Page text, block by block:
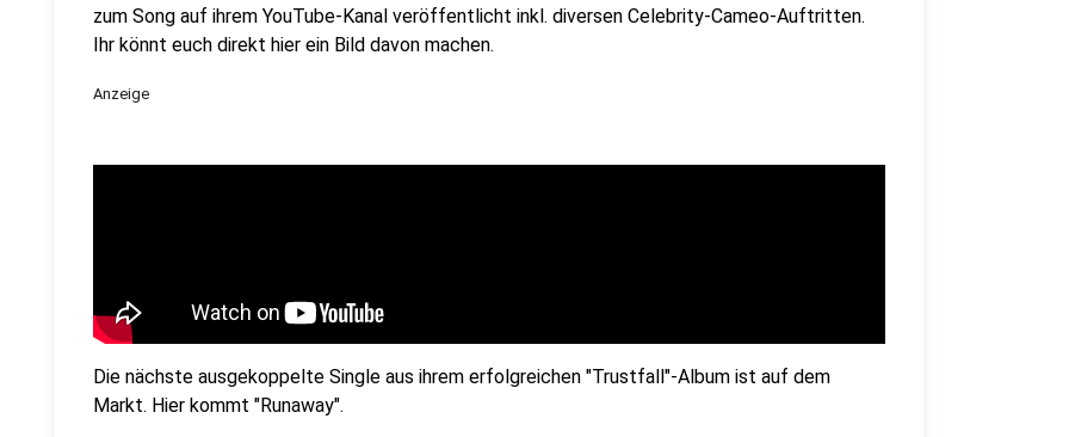
zum Song auf ihrem YouTube-Kanal veröffentlicht inkl. diversen Celebrity-Cameo-Auftritten.
Ihr könnt euch direkt hier ein Bild davon machen.
Anzeige
Die nächste ausgekoppelte Single aus ihrem erfolgreichen "Trustfall"-Album ist auf dem
Markt. Hier kommt "Runaway".